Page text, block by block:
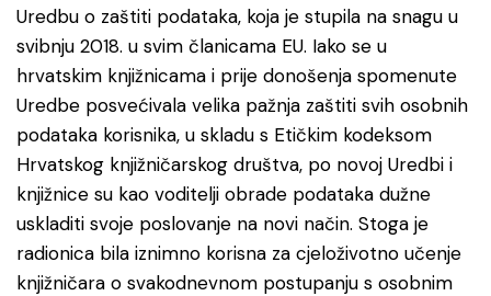
Uredbu o zaštiti podataka, koja je stupila na snagu u
svibnju 2018. u svim članicama EU. Iako se u
hrvatskim knjižnicama i prije donošenja spomenute
Uredbe posvećivala velika pažnja zaštiti svih osobnih
podataka korisnika, u skladu s Etičkim kodeksom
Hrvatskog knjižničarskog društva, po novoj Uredbi i
knjižnice su kao voditelji obrade podataka dužne
uskladiti svoje poslovanje na novi način. Stoga je
radionica bila iznimno korisna za cjeloživotno učenje
knjižničara o svakodnevnom postupanju s osobnim